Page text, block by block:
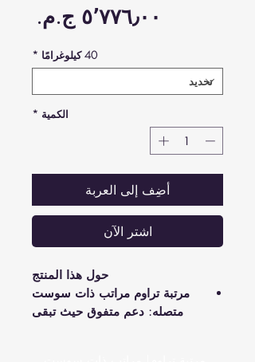
40 كيلوغرامًا *
الكمية *
أضِف إلى العربة
اشترِ الآن
حول هذا المنتج
مرتبة تراوم مراتب ذات سوست
متصله: دعم متفوق حيث تبقى